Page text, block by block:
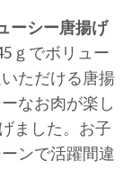
ーシー唐揚げ
ｇでボリュー
ただける唐揚
なお肉が楽し
ました。お子
ンで活躍間違